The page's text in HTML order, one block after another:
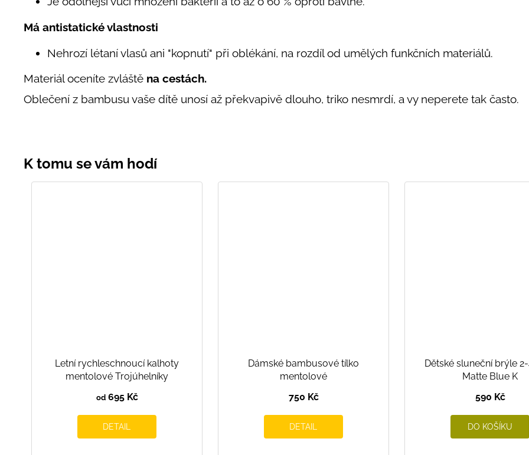
Má antistatické vlastnosti
Nehrozí létaní vlasů ani "kopnutí" při oblékání, na rozdíl od umělých funkčních materiálů.
Materiál oceníte zvláště na cestách.
Oblečení z bambusu vaše dítě unosí až překvapivě dlouho, triko nesmrdí, a vy neperete tak často.
Letní rychleschnoucí kalhoty
mentolové Trojúhelníky
od695 Kč
DETAIL
Dámské bambusové tílko
mentolové
750 Kč
DETAIL
Dětské sluneční brýle
Matte Blue K
590 Kč
DO KOŠÍKU